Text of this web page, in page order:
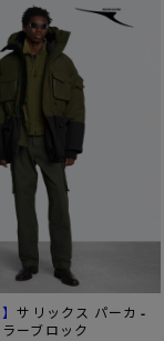
】サリックス パーカ -
ラーブロック